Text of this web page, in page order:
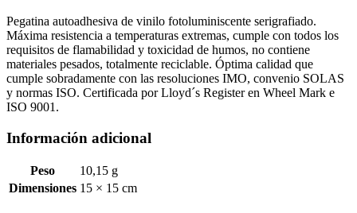
Pegatina autoadhesiva de vinilo fotoluminiscente serigrafiado.
Máxima resistencia a temperaturas extremas, cumple con todos los
requisitos de flamabilidad y toxicidad de humos, no contiene
materiales pesados, totalmente reciclable. Óptima calidad que
cumple sobradamente con las resoluciones IMO, convenio SOLAS
y normas ISO. Certificada por Lloyd´s Register en Wheel Mark e
ISO 9001.
Información adicional
Peso
10,15 g
Dimensiones 15 × 15 cm